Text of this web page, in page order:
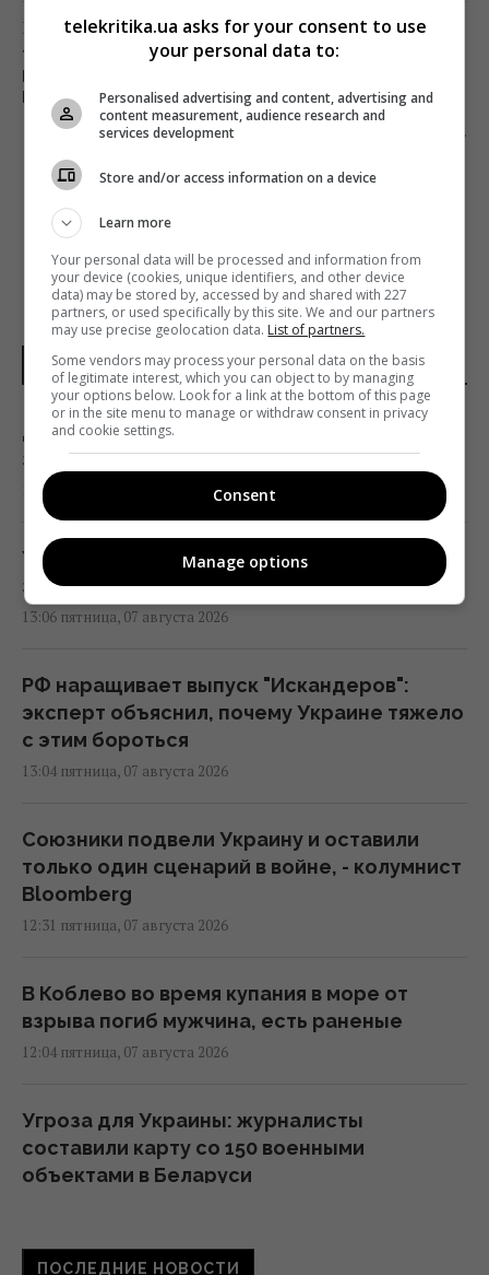
Предыдущий пост
?? ПАНЕЛЬГЕЙТ: ПОДВИНЕТ ЛИ KANTAR
ИССЛЕДОВАНИЙ
Следующий пост
ГЛОБАЛЬНЫЕ ЗАТРАТЫ НА DIGITAL-РЕКЛАМУ В
НОВОСТИ УКРАИНЫ
Дроны уже полсуток атакуют Крым: в Ялте
зафиксирован пожар в районе порта
14:25 пятница, 07 августа 2026
Украинцы высказали мнение, когда
закончится война, - результаты опроса
13:06 пятница, 07 августа 2026
РФ наращивает выпуск "Искандеров":
эксперт объяснил, почему Украине тяжело
с этим бороться
13:04 пятница, 07 августа 2026
Союзники подвели Украину и оставили
только один сценарий в войне, - колумнист
Bloomberg
12:31 пятница, 07 августа 2026
В Коблево во время купания в море от
взрыва погиб мужчина, есть раненые
12:04 пятница, 07 августа 2026
Угроза для Украины: журналисты
составили карту со 150 военными
объектами в Беларуси
ПОСЛЕДНИЕ НОВОСТИ
telekritika.ua asks for your consent to use
your personal data to:
Personalised advertising and content, advertising and
content measurement, audience research and
services development
Store and/or access information on a device
Learn more
Your personal data will be processed and information from
your device (cookies, unique identifiers, and other device
data) may be stored by, accessed by and shared with 227
partners, or used specifically by this site. We and our partners
may use precise geolocation data. List of partners.
Some vendors may process your personal data on the basis
of legitimate interest, which you can object to by managing
your options below. Look for a link at the bottom of this page
or in the site menu to manage or withdraw consent in privacy
and cookie settings.
Consent
Manage options